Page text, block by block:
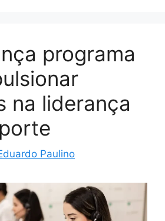
programa
na liderança
Paulino